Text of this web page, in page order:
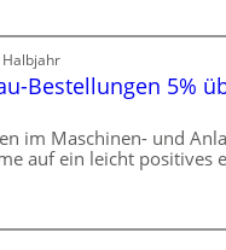
Bestellungen 5%
im Maschinen- und
auf ein leicht positives